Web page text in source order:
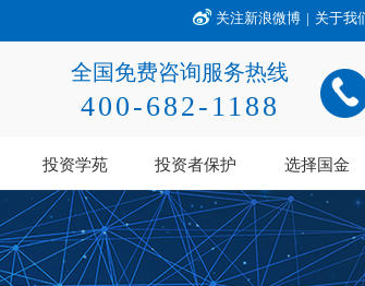
关注新浪微博 | 关于我
全国免费咨询服务热线
400-682-1188
投资学苑 投资者保护 选择国金